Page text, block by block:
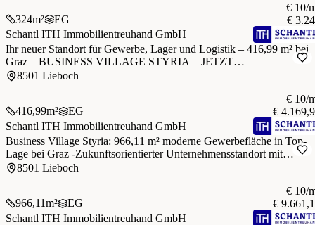
324m² EG
€ 10/
€
Schantl ITH Immobilientreuhand GmbH
Ihr neuer Standort für Gewerbe, Lager und Logistik – 416,99 m² bei
Graz – BUSINESS VILLAGE STYRIA – JETZT
PROVISIONSFREI MIETEN!
8501 Lieboch
416,99m² EG
€ 10/
€
Schantl ITH Immobilientreuhand GmbH
Business Village Styria: 966,11 m² moderne Gewerbefläche in Top-
Lage bei Graz -Zukunftsorientierter Unternehmensstandort mit
optimaler Verkehrsanbindung und flexiblen Nutzungsmöglichkeiten
8501 Lieboch
966,11m² EG
€ 10/
€
Schantl ITH Immobilientreuhand GmbH